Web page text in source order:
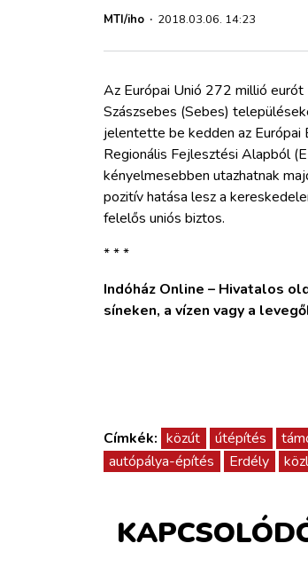
HAJÓZÁS
ARCHÍVUM
WEBSHOP
REGISZTRÁCIÓ
MTI/iho · 2018.03.06. 14:23
Az Európai Unió 272 millió
Szászsebes (Sebes)
jelentette be kedden az
Regionális Fejlesztési Alapból
kényelmesebben utazhatnak
pozitív hatása lesz a
felelős uniós biztos.
* * *
Indóház Online – Hivatalos
síneken, a vízen vagy a
Címkék: közút útépítés
autópálya-építés
Erdély